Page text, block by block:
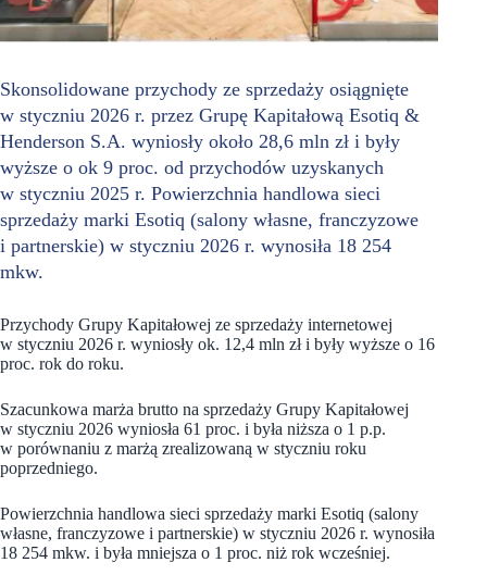
Skonsolidowane przychody ze sprzedaży osiągnięte
w styczniu 2026 r. przez Grupę Kapitałową Esotiq &
Henderson S.A. wyniosły około 28,6 mln zł i były
wyższe o ok 9 proc. od przychodów uzyskanych
w styczniu 2025 r. Powierzchnia handlowa sieci
sprzedaży marki Esotiq (salony własne, franczyzowe
i partnerskie) w styczniu 2026 r. wynosiła 18 254
mkw.
Przychody Grupy Kapitałowej ze sprzedaży internetowej
w styczniu 2026 r. wyniosły ok. 12,4 mln zł i były wyższe o 16
proc. rok do roku.
Szacunkowa marża brutto na sprzedaży Grupy Kapitałowej
w styczniu 2026 wyniosła 61 proc. i była niższa o 1 p.p.
w porównaniu z marżą zrealizowaną w styczniu roku
poprzedniego.
Powierzchnia handlowa sieci sprzedaży marki Esotiq (salony
własne, franczyzowe i partnerskie) w styczniu 2026 r. wynosiła
18 254 mkw. i była mniejsza o 1 proc. niż rok wcześniej.